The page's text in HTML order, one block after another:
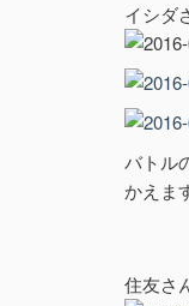
イシダ
バトル
かえま
住友さ